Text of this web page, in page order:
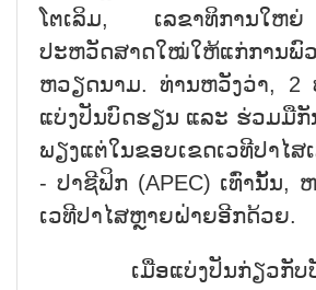
ໂຕເລິມ, ເລຂາທິການໃຫ
ປະຫວັດສາດໃໝ່ໃຫ້ແກ່ການພົ
ຫວຽດນາມ. ທ່ານຫວັງວ່າ, 2
ແບ່ງປັນບົດຮຽນ ແລະ ຮ່ວມມືກັ
ພຽງແຕ່ໃນຂອບເຂດເວທີປາໄ
- ປາຊີຟິກ (APEC) ເທົ່ານັ້ນ,
ເວທີປາໄສຫຼາຍຝ່າຍອີກດ້ວຍ.
ເມື່ອແບ່ງປັນກ່ຽວກັບບັ